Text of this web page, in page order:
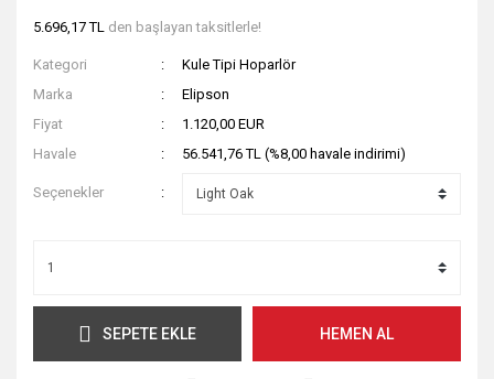
5.696,17 TL den başlayan taksitlerle!
Kategori
Kule Tipi Hoparlör
Marka
Elipson
Fiyat
1.120,00 EUR
Havale
56.541,76 TL (%8,00 havale indirimi)
Seçenekler
SEPETE EKLE HEMEN AL